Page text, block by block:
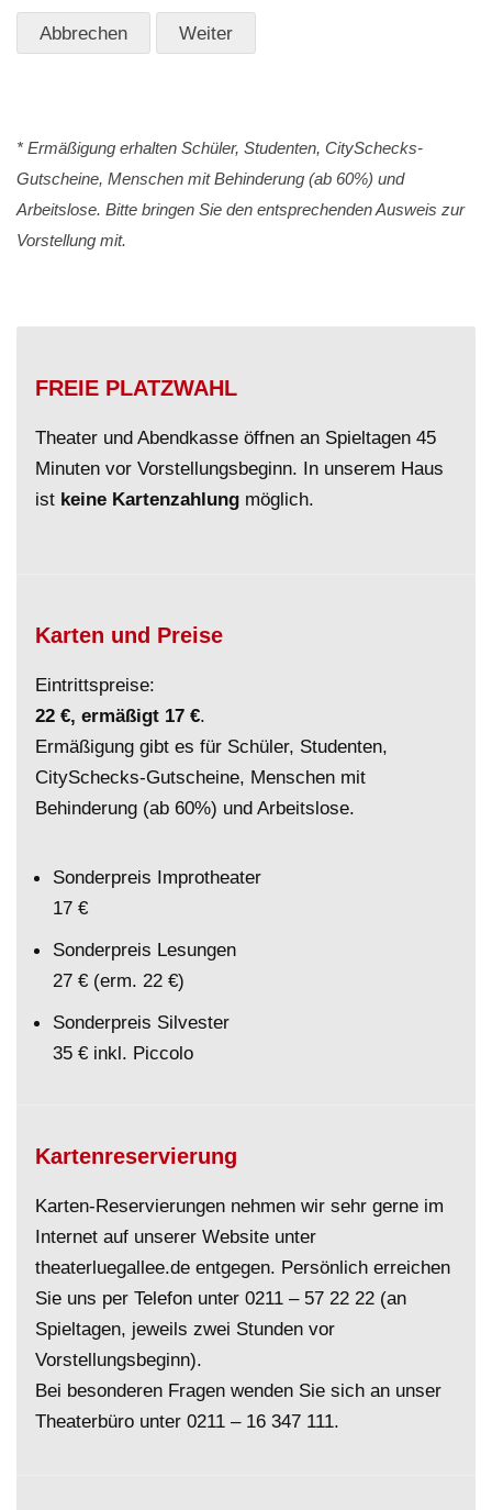
* Ermäßigung erhalten Schüler, Studenten, CitySchecks-
Gutscheine, Menschen mit Behinderung (ab 60%) und
Arbeitslose. Bitte bringen Sie den entsprechenden Ausweis zur
Vorstellung mit.
FREIE PLATZWAHL
Theater und Abendkasse öffnen an Spieltagen 45
Minuten vor Vorstellungsbeginn. In unserem Haus
ist keine Kartenzahlung möglich.
Karten und Preise
Eintrittspreise:
22 €, ermäßigt 17 €.
Ermäßigung gibt es für Schüler, Studenten,
CitySchecks-Gutscheine, Menschen mit
Behinderung (ab 60%) und Arbeitslose.
Sonderpreis Improtheater
17 €
Sonderpreis Lesungen
27 € (erm. 22 €)
Sonderpreis Silvester
35 € inkl. Piccolo
Kartenreservierung
Karten-Reservierungen nehmen wir sehr gerne im
Internet auf unserer Website unter
theaterluegallee.de entgegen. Persönlich erreichen
Sie uns per Telefon unter0211 – 57 22 22 (an
Spieltagen, jeweils zwei Stunden vor
Vorstellungsbeginn).
Bei besonderen Fragen wenden Sie sich an unser
Theaterbüro unter0211 – 16 347 111.